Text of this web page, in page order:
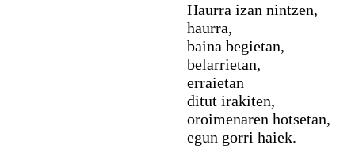
Haurra izan nintzen,
haurra,
baina begietan,
belarrietan,
erraietan
ditut irakiten,
oroimenaren hotsetan,
egun gorri haiek.